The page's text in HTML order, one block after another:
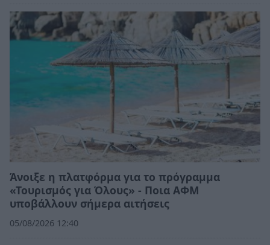
Άνοιξε η πλατφόρμα για το πρόγραμμα
«Τουρισμός για Όλους» - Ποια ΑΦΜ
υποβάλλουν σήμερα αιτήσεις
05/08/2026 12:40